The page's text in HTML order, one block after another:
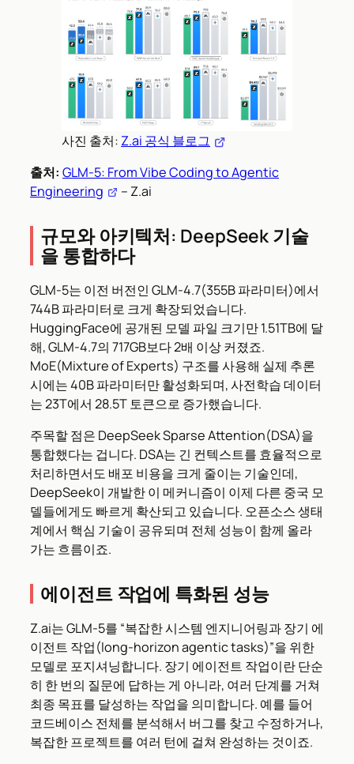
사진 출처: Z.ai 공식 블로그
출처: GLM-5: From Vibe Coding to Agentic
Engineering
– Z.ai
규모와 아키텍처: DeepSeek 기술
을 통합하다
GLM-5는 이전 버전인 GLM-4.7(355B 파라미터)에서
744B 파라미터로 크게 확장되었습니다.
HuggingFace에 공개된 모델 파일 크기만 1.51TB에 달
해, GLM-4.7의 717GB보다 2배 이상 커졌죠.
MoE(Mixture of Experts) 구조를 사용해 실제 추론
시에는 40B 파라미터만 활성화되며, 사전학습 데이터
는 23T에서 28.5T 토큰으로 증가했습니다.
주목할 점은 DeepSeek Sparse Attention(DSA)을
통합했다는 겁니다. DSA는 긴 컨텍스트를 효율적으로
처리하면서도 배포 비용을 크게 줄이는 기술인데,
DeepSeek이 개발한 이 메커니즘이 이제 다른 중국 모
델들에게도 빠르게 확산되고 있습니다. 오픈소스 생태
계에서 핵심 기술이 공유되며 전체 성능이 함께 올라
가는 흐름이죠.
에이전트 작업에 특화된 성능
Z.ai는 GLM-5를 “복잡한 시스템 엔지니어링과 장기 에
이전트 작업(long-horizon agentic tasks)”을 위한
모델로 포지셔닝합니다. 장기 에이전트 작업이란 단순
히 한 번의 질문에 답하는 게 아니라, 여러 단계를 거쳐
최종 목표를 달성하는 작업을 의미합니다. 예를 들어
코드베이스 전체를 분석해서 버그를 찾고 수정하거나,
복잡한 프로젝트를 여러 턴에 걸쳐 완성하는 것이죠.